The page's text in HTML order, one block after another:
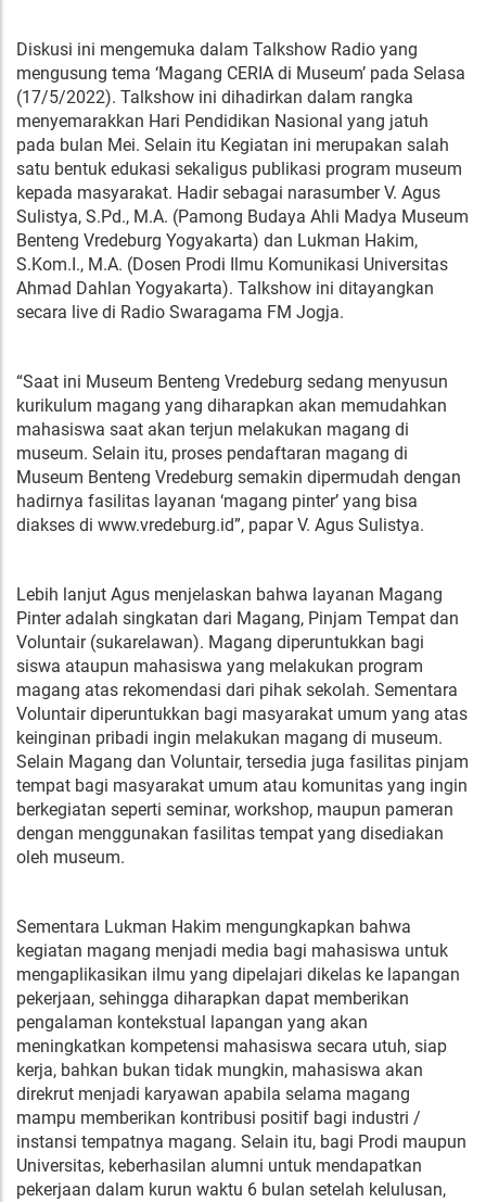
Diskusi ini mengemuka dalam Talkshow Radio yang
mengusung tema ‘Magang CERIA di Museum’ pada Selasa
(17/5/2022). Talkshow ini dihadirkan dalam rangka
menyemarakkan Hari Pendidikan Nasional yang jatuh
pada bulan Mei. Selain itu Kegiatan ini merupakan salah
satu bentuk edukasi sekaligus publikasi program museum
kepada masyarakat. Hadir sebagai narasumber V. Agus
Sulistya, S.Pd., M.A. (Pamong Budaya Ahli Madya Museum
Benteng Vredeburg Yogyakarta) dan Lukman Hakim,
S.Kom.I., M.A. (Dosen Prodi Ilmu Komunikasi Universitas
Ahmad Dahlan Yogyakarta). Talkshow ini ditayangkan
secara live di Radio Swaragama FM Jogja.
“Saat ini Museum Benteng Vredeburg sedang menyusun
kurikulum magang yang diharapkan akan memudahkan
mahasiswa saat akan terjun melakukan magang di
museum. Selain itu, proses pendaftaran magang di
Museum Benteng Vredeburg semakin dipermudah dengan
hadirnya fasilitas layanan ‘magang pinter’ yang bisa
diakses di www.vredeburg.id”, papar V. Agus Sulistya.
Lebih lanjut Agus menjelaskan bahwa layanan Magang
Pinter adalah singkatan dari Magang, Pinjam Tempat dan
Voluntair (sukarelawan). Magang diperuntukkan bagi
siswa ataupun mahasiswa yang melakukan program
magang atas rekomendasi dari pihak sekolah. Sementara
Voluntair diperuntukkan bagi masyarakat umum yang atas
keinginan pribadi ingin melakukan magang di museum.
Selain Magang dan Voluntair, tersedia juga fasilitas pinjam
tempat bagi masyarakat umum atau komunitas yang ingin
berkegiatan seperti seminar, workshop, maupun pameran
dengan menggunakan fasilitas tempat yang disediakan
oleh museum.
Sementara Lukman Hakim mengungkapkan bahwa
kegiatan magang menjadi media bagi mahasiswa untuk
mengaplikasikan ilmu yang dipelajari dikelas ke lapangan
pekerjaan, sehingga diharapkan dapat memberikan
pengalaman kontekstual lapangan yang akan
meningkatkan kompetensi mahasiswa secara utuh, siap
kerja, bahkan bukan tidak mungkin, mahasiswa akan
direkrut menjadi karyawan apabila selama magang
mampu memberikan kontribusi positif bagi industri /
instansi tempatnya magang. Selain itu, bagi Prodi maupun
Universitas, keberhasilan alumni untuk mendapatkan
pekerjaan dalam kurun waktu 6 bulan setelah kelulusan,